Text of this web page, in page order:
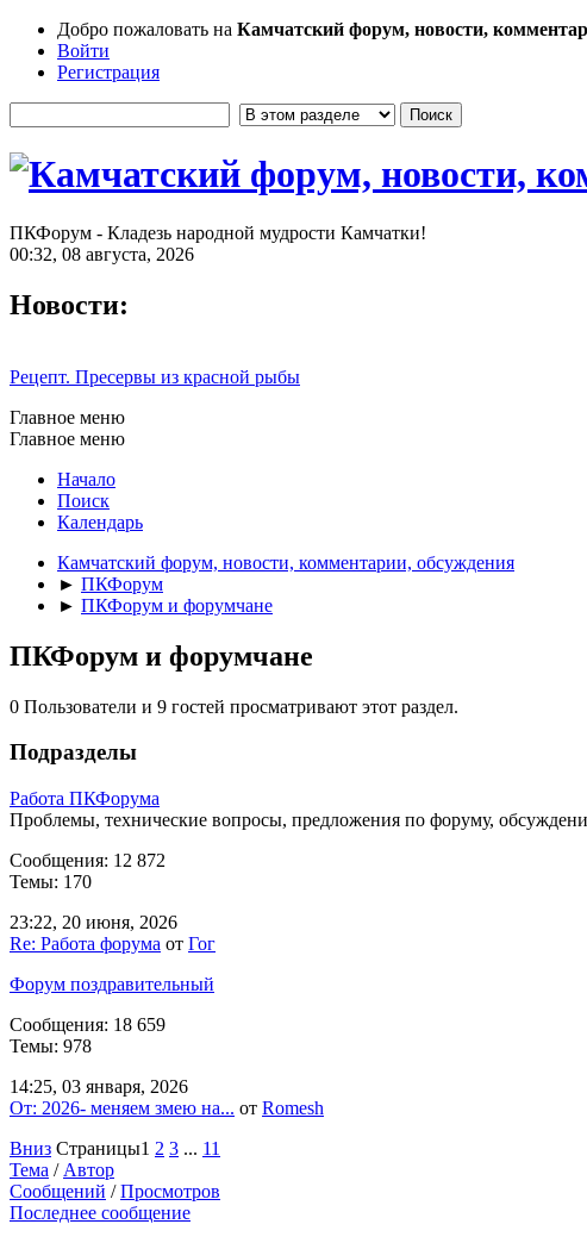
Добро пожаловать на Камчатский форум, новости,
Войти
Регистрация
ПКФорум - Кладезь народной мудрости Камчатки!
00:32, 08 августа, 2026
Новости:
Рецепт. Пресервы из красной рыбы
Главное меню
Главное меню
Начало
Поиск
Календарь
Камчатский форум, новости, комментарии, обсуждения
► ПКФорум
► ПКФорум и форумчане
ПКФорум и форумчане
0 Пользователи и 9 гостей просматривают этот раздел.
Подразделы
Работа ПКФорума
Проблемы, технические вопросы, предложения по форуму,
Сообщения: 12 872
Темы: 170
23:22, 20 июня, 2026
Re: Работа форума от Гог
Форум поздравительный
Сообщения: 18 659
Темы: 978
14:25, 03 января, 2026
От: 2026- меняем змею на... от Romesh
Вниз Страницы1 2 3 ... 11
Тема / Автор
Сообщений /Просмотров
Последнее сообщение